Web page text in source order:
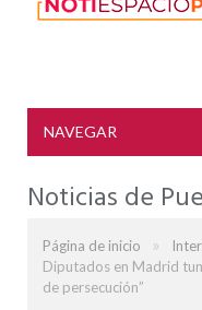
NAVEGAR
Noticias de
Página de inicio »
Diputados en Madrid
de persecución”